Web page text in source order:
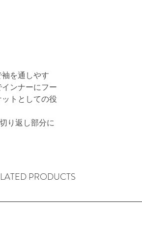
を通しやす
ンナーにフー
トとしての役
り返し部分に
PRODUCTS